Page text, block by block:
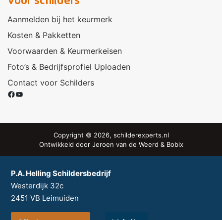
P.A. Helling Schildersbedrijf
Westerdijk 32c
2451 VB Leimuiden
Aanmelden bij het keurmerk
Kosten & Pakketten
Voorwaarden & Keurmerkeisen
Foto’s & Bedrijfsprofiel Uploaden
Contact voor Schilders
Facebook
YouTube
Copyright © 2026, schilderexperts.nl
Ontwikkeld door Jeroen van de Weerd & Bobix